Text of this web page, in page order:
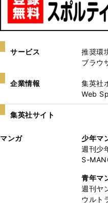
サービス 推奨環
ブラウ
企業情報 集英社
Web
集英社サイト
マンガ
少年マ
週刊少
S-
青年マ
週刊ヤ
ウルト